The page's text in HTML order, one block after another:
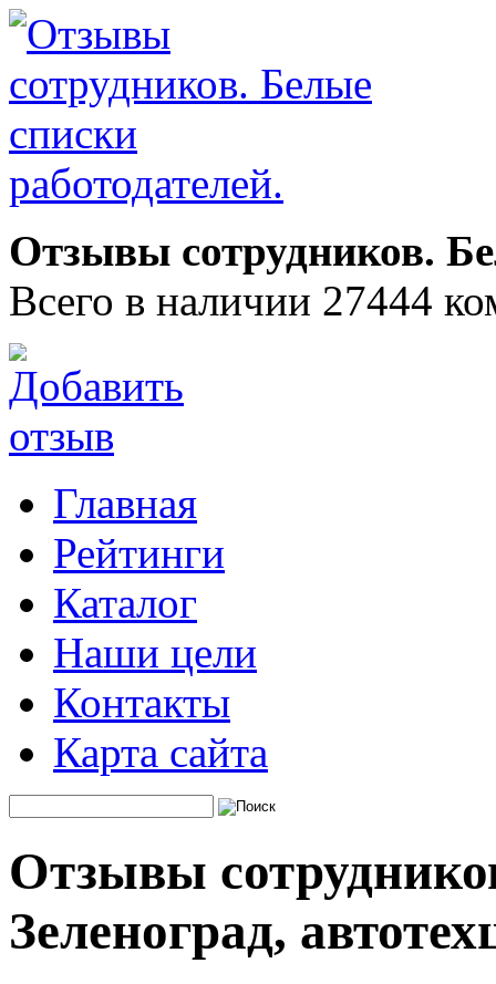
Отзывы сотрудников.
Всего в наличии 27444
Главная
Рейтинги
Каталог
Наши цели
Контакты
Карта сайта
Отзывы
Зеленоград,